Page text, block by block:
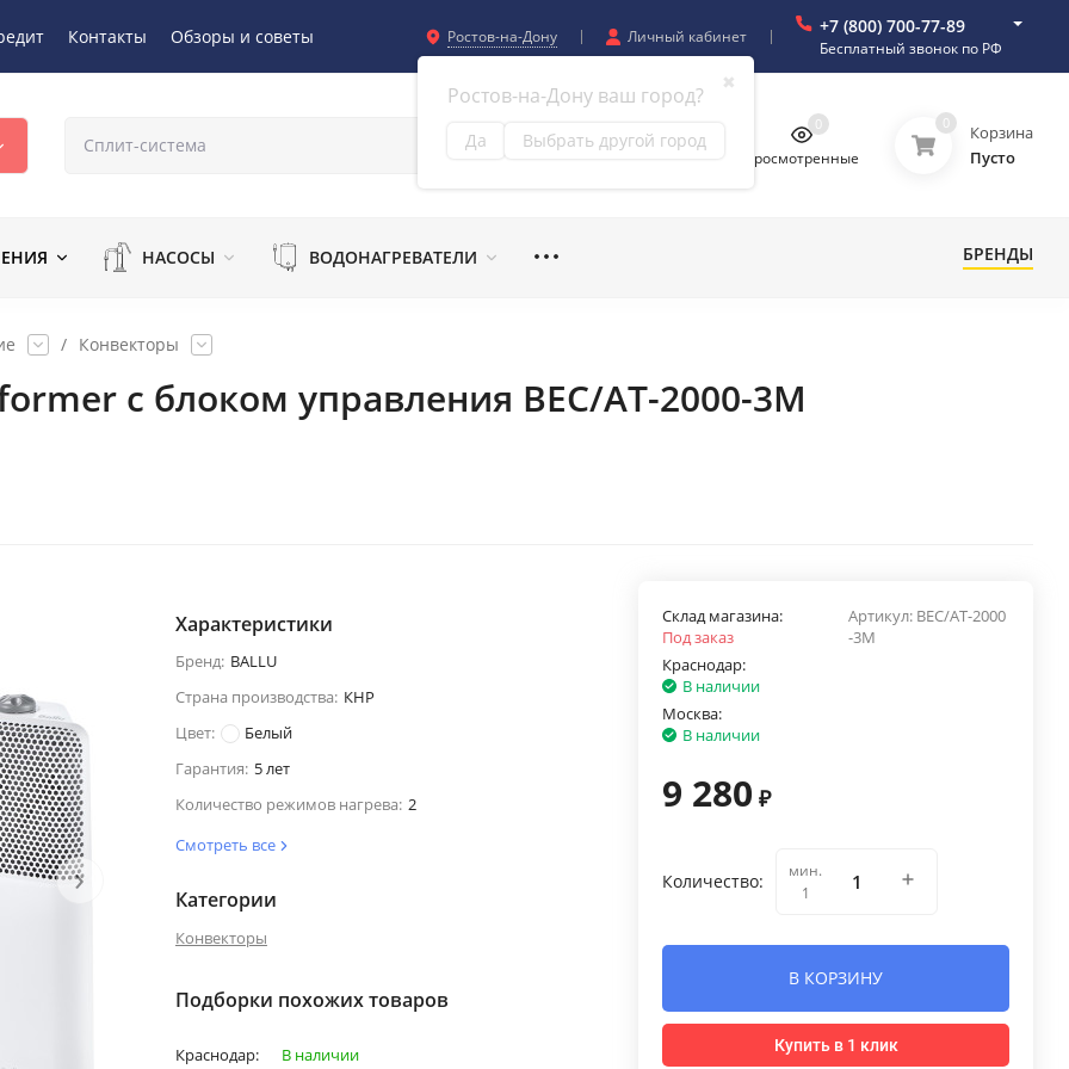
Контакты Обзоры и советы Ростов-на-Дону
✖
Ростов-на-Дону ваш город?
Да Выбрать другой город
Личный кабинет +7 (800) 700-77-89
Бесплатный звонок по РФ
Просмотренные
0 0
Корзина
Пусто
НАСОСЫ ВОДОНАГРЕВАТЕЛИ БРЕНДЫ
/ Конвекторы
с блоком управления BEC/AT-2000-3M
›
Характеристики
Бренд: BALLU
Страна производства: КНР
Цвет:
Белый
Гарантия: 5 лет
Количество режимов нагрева: 2
Смотреть все
Категории
Конвекторы
Подборки похожих товаров
Краснодар:
В наличии
Артикул: BEC/AT-2000
-3M
Склад магазина:
Под заказ
Краснодар:
В наличии
Москва:
В наличии
9 280 ₽
Количество:
мин.
1
В КОРЗИНУ
Купить в 1 клик